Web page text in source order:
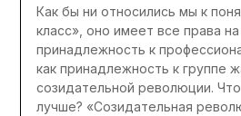
Как бы ни относились мы к
класс», оно имеет все права
принадлежность к
как принадлежность к группе
созидательной революции.
лучше? «Созидательная